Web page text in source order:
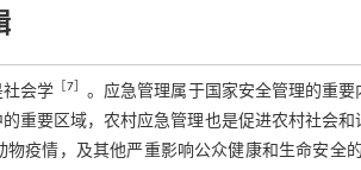
会学 ［7
。应急管理属于国家安全管理的重
重要区域，农村应急管理也是促进农村社会
疫情，及其他严重影响公众健康和生命安全